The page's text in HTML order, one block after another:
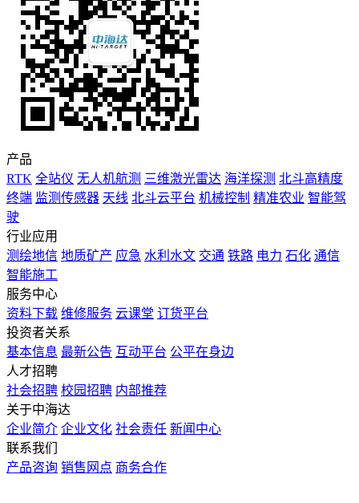
产品
RTK 全站仪 无人机航测 三维激光雷达 海洋探测 北斗高精度
终端 监测传感器 天线 北斗云平台 机械控制 精准农业 智能驾
驶
行业应用
测绘地信 地质矿产 应急 水利水文 交通 铁路 电力 石化 通信
智能施工
服务中心
资料下载 维修服务 云课堂 订货平台
投资者关系
基本信息 最新公告 互动平台 公平在身边
人才招聘
社会招聘 校园招聘 内部推荐
关于中海达
企业简介 企业文化 社会责任 新闻中心
联系我们
产品咨询 销售网点 商务合作